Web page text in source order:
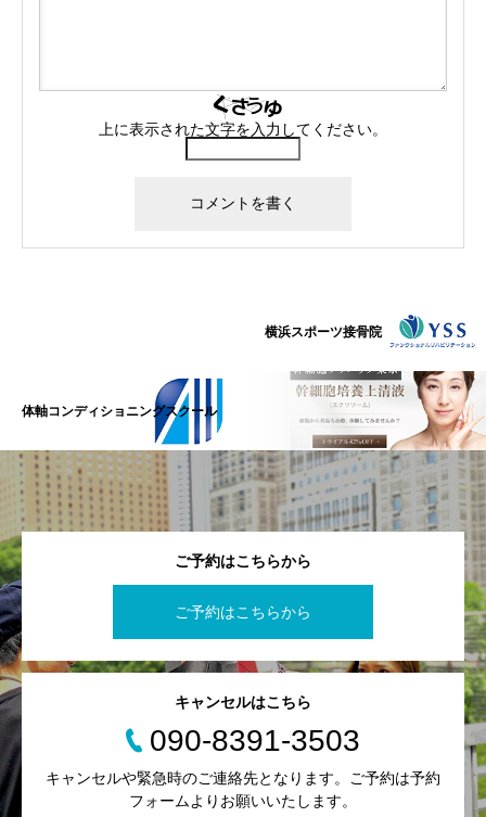
上に表示された文字を入力してください。
横浜スポーツ接骨院
体軸コンディショニングスクール
ご予約はこちらから
ご予約はこちらから
キャンセルはこちら
090-8391-3503
キャンセルや緊急時のご連絡先となります。ご予約は予約
フォームよりお願いいたします。